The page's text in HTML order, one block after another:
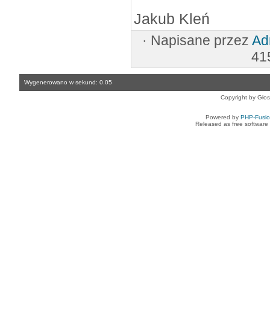
Jakub Kleń
· Napisane przez
Wygenerowano w sekund: 0.05
Copyright by
Powered by PHP-
Released as free